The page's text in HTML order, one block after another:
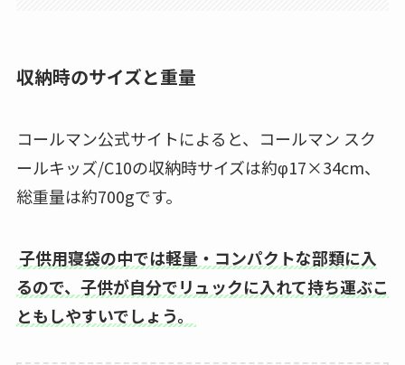
収納時のサイズと重量
コールマン公式サイトによると、コールマン スク
ールキッズ/C10の収納時サイズは約φ17×34cm、
総重量は約700gです。
子供用寝袋の中では軽量・コンパクトな部類に入
るので、子供が自分でリュックに入れて持ち運ぶこ
ともしやすいでしょう。